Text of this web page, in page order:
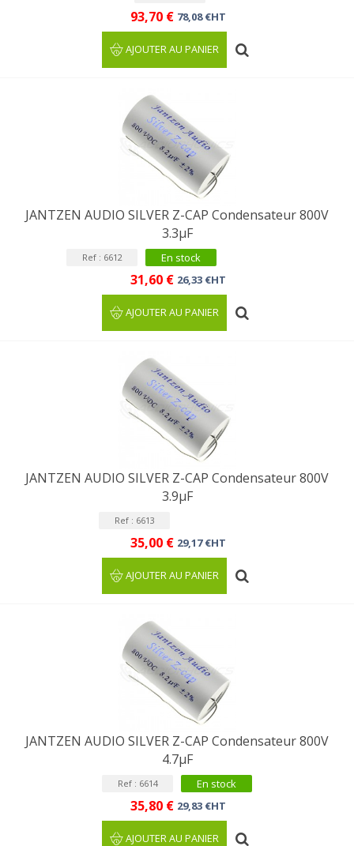
93,70 € 78,08 €HT
AJOUTER AU PANIER
JANTZEN AUDIO SILVER Z-CAP Condensateur 800V
3.3µF
Ref : 6612 En stock
31,60 € 26,33 €HT
AJOUTER AU PANIER
JANTZEN AUDIO SILVER Z-CAP Condensateur 800V
3.9µF
Ref : 6613
35,00 € 29,17 €HT
AJOUTER AU PANIER
JANTZEN AUDIO SILVER Z-CAP Condensateur 800V
4.7µF
Ref : 6614 En stock
35,80 € 29,83 €HT
AJOUTER AU PANIER